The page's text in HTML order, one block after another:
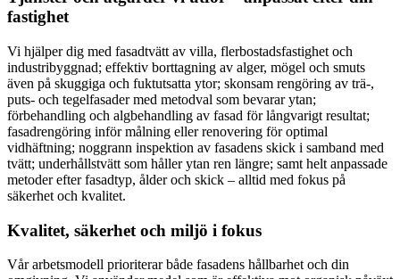
fastighet
Vi hjälper dig med fasadtvätt av villa, flerbostadsfastighet och
industribyggnad; effektiv borttagning av alger, mögel och smuts
även på skuggiga och fuktutsatta ytor; skonsam rengöring av trä-,
puts- och tegelfasader med metodval som bevarar ytan;
förbehandling och algbehandling av fasad för långvarigt resultat;
fasadrengöring inför målning eller renovering för optimal
vidhäftning; noggrann inspektion av fasadens skick i samband med
tvätt; underhållstvätt som håller ytan ren längre; samt helt anpassade
metoder efter fasadtyp, ålder och skick – alltid med fokus på
säkerhet och kvalitet.
Kvalitet, säkerhet och miljö i fokus
Vår arbetsmodell prioriterar både fasadens hållbarhet och din